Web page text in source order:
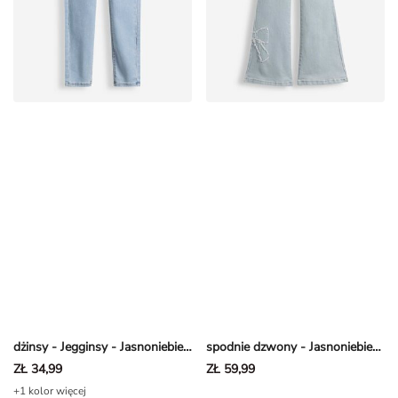
dżinsy - Jegginsy - Jasnoniebieski
ZŁ 34,99
+1 kolor więcej
spodnie dzwony - Jasnoniebieski dżins - Jasnoniebieski
ZŁ 59,99